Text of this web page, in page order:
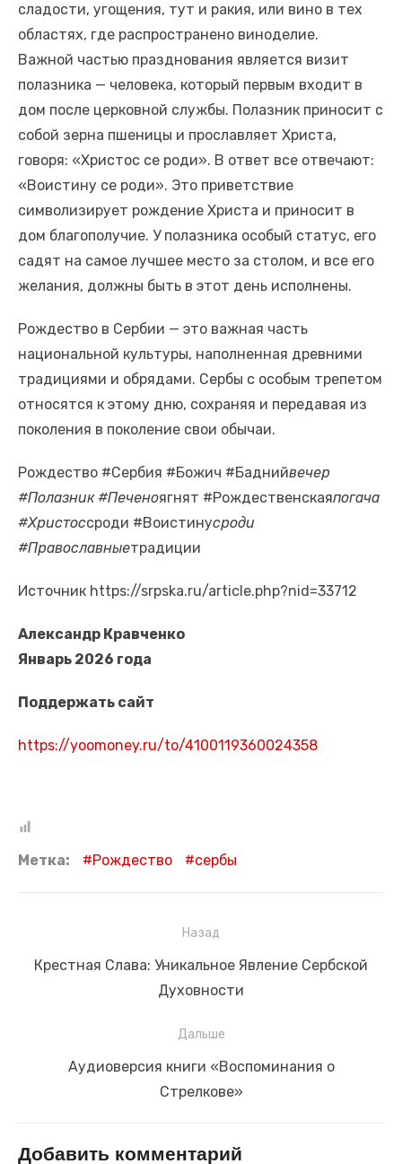
сладости, угощения, тут и ракия, или вино в тех
областях, где распространено виноделие.
Важной частью празднования является визит
полазника — человека, который первым входит в
дом после церковной службы. Полазник приносит с
собой зерна пшеницы и прославляет Христа,
говоря: «Христос се роди». В ответ все отвечают:
«Воистину се роди». Это приветствие
символизирует рождение Христа и приносит в
дом благополучие. У полазника особый статус, его
садят на самое лучшее место за столом, и все его
желания, должны быть в этот день исполнены.
Рождество в Сербии — это важная часть
национальной культуры, наполненная древними
традициями и обрядами. Сербы с особым трепетом
относятся к этому дню, сохраняя и передавая из
поколения в поколение свои обычаи.
Рождество #Сербия #Божич #Баднийвечер
#Полазник #Печеноягнят #Рождественскаяпогача
#Христоссроди #Воистинусроди
#Православныетрадиции
Источник https://srpska.ru/article.php?nid=33712
Александр Кравченко
Январь 2026 года
Поддержать сайт
https://yoomoney.ru/to/4100119360024358
Метка: Рождество сербы
по
Назад
Предыдущая
Крестная Слава: Уникальное Явление Сербской
Духовности
Дальше
Следующая
Аудиоверсия книги «Воспоминания о
Стрелкове»
Добавить комментарий